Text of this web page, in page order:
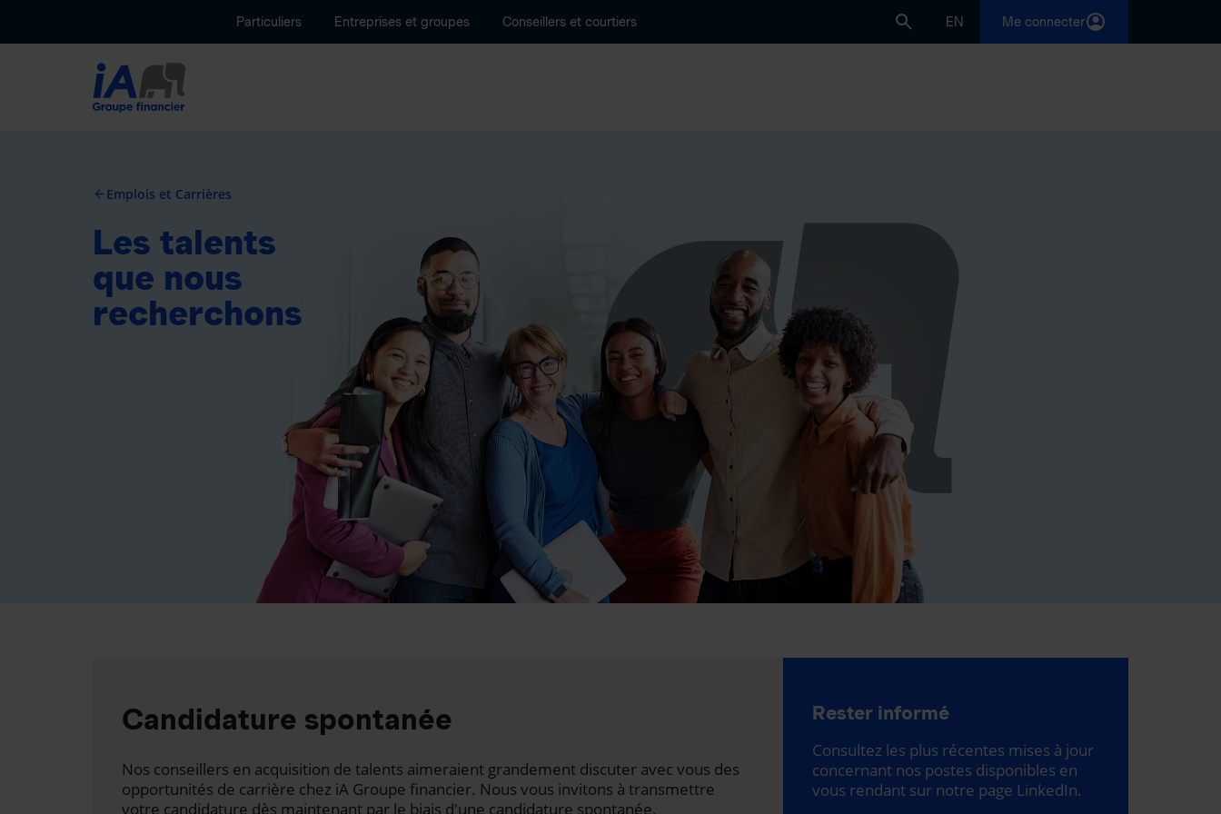
Particuliers Entreprises et groupes Conseillers et courtiers EN Me connecter
arrow_back Emplois et Carrières
Les talents
que nous
recherchons
Candidature spontanée
Nos conseillers en acquisition de talents aimeraient grandement discuter avec vous des
opportunités de carrière chez iA Groupe financier. Nous vous invitons à transmettre
votre candidature dès maintenant par le biais d'une candidature spontanée.
Rester informé
Consultez les plus récentes mises à jour
concernant nos postes disponibles en
vous rendant sur notre page LinkedIn.